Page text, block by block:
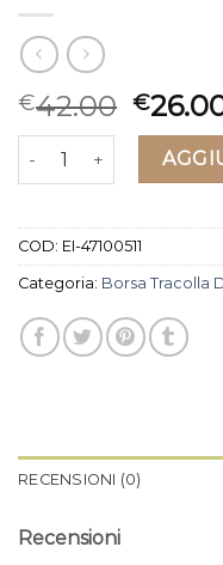
€42.00 €
borsa tracolla donna
COD: EI-47100511
Categoria: Borsa Tracolla
RECENSIONI (0)
Recensioni